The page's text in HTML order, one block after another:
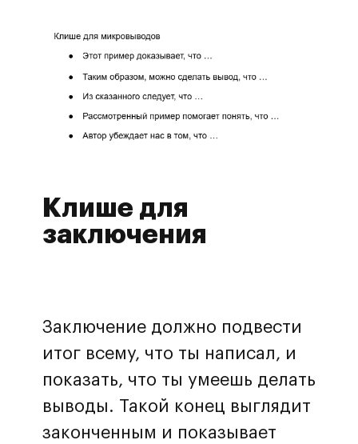
Клише для
заключения
Заключение должно подвести
итог всему, что ты написал, и
показать, что ты умеешь делать
выводы. Такой конец выглядит
законченным и показывает